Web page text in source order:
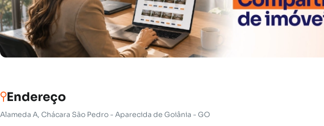
Endereço
Alameda A, Chácara São Pedro - Aparecida de Goiânia - GO